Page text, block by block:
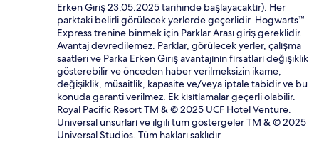
Erken Giriş 23.05.2025 tarihinde başlayacaktır). Her
parktaki belirli görülecek yerlerde geçerlidir. Hogwarts™
Express trenine binmek için Parklar Arası giriş gereklidir.
Avantaj devredilemez. Parklar, görülecek yerler, çalışma
saatleri ve Parka Erken Giriş avantajının fırsatları değişiklik
gösterebilir ve önceden haber verilmeksizin ikame,
değişiklik, müsaitlik, kapasite ve/veya iptale tabidir ve bu
konuda garanti verilmez. Ek kısıtlamalar geçerli olabilir.
Royal Pacific Resort TM & © 2025 UCF Hotel Venture.
Universal unsurları ve ilgili tüm göstergeler TM & © 2025
Universal Studios. Tüm hakları saklıdır.